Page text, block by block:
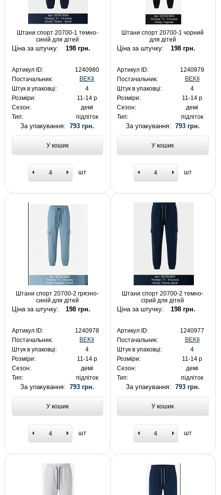
Штани спорт 20700-1 темно-
синій для дітей
Ціна за штучку: 198 грн.
Артикул ID:
1240980
Постачальник:
BEKIi
Штук в упаковці:
4
Розміри:
11-14 р
Сезон:
демі
Тип:
підліток
За упакування:793 грн.
У кошик
шт
Штани спорт 20700-1 чорний
для дітей
Ціна за штучку: 198 грн.
Артикул ID:
1240979
Постачальник:
BEKIi
Штук в упаковці:
4
Розміри:
11-14 р
Сезон:
демі
Тип:
підліток
За упакування: 793 грн.
У кошик
шт
Штани спорт 20700-2 грязно-
синій для дітей
Ціна за штучку: 198 грн.
Артикул ID:
1240978
Постачальник:
BEKIi
Штук в упаковці:
4
Розміри:
11-14 р
Сезон:
демі
Тип:
підліток
За упакування:793 грн.
У кошик
шт
Штани спорт 20700-2 темно-
сірий для дітей
Ціна за штучку: 198 грн.
Артикул ID:
1240977
Постачальник:
BEKIi
Штук в упаковці:
4
Розміри:
11-14 р
Сезон:
демі
Тип:
підліток
За упакування: 793 грн.
У кошик
шт